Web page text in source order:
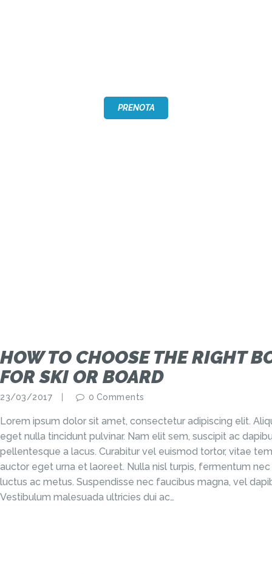
PRENOTA
HOW TO CHOOSE THE RIGHT
FOR SKI OR BOARD
23/03/2017 0 Comments
Lorem ipsum dolor sit amet, consectetur adipiscing elit.
eget nulla tincidunt pulvinar. Nam elit sem, suscipit ac
pellentesque a lacus. Curabitur vel euismod tortor, vitae
auctor eget urna et laoreet. Nulla nisl turpis, fermentum nec
luctus ac metus. Suspendisse nec faucibus magna, vel
Vestibulum malesuada ultricies dui ac…